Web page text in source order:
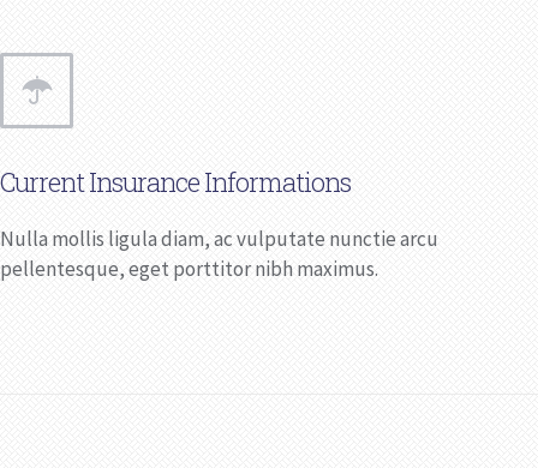
Current Insurance Informations
Nulla mollis ligula diam, ac vulputate nunctie arcu
pellentesque, eget porttitor nibh maximus.